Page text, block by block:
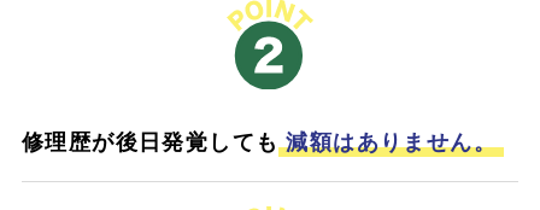
修理歴が後日発覚しても 減額はありません。